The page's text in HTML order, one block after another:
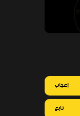
إعجاب
تابع